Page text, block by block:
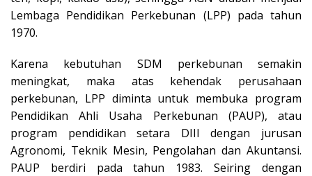
Lembaga Pendidikan Perkebunan (LPP) pada tahun
1970.
Karena kebutuhan SDM perkebunan semakin
meningkat, maka atas kehendak perusahaan
perkebunan, LPP diminta untuk membuka program
Pendidikan Ahli Usaha Perkebunan (PAUP), atau
program pendidikan setara DIII dengan jurusan
Agronomi, Teknik Mesin, Pengolahan dan Akuntansi.
PAUP berdiri pada tahun 1983. Seiring dengan